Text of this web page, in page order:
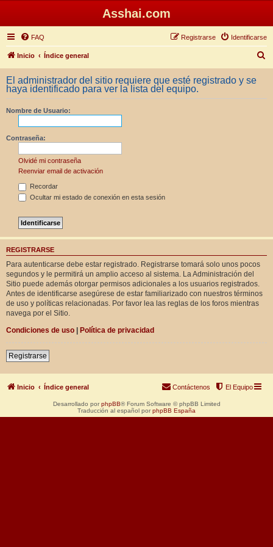
Asshai.com
FAQ Identificarse
Registrarse
Inicio Índice general
u
c
El administrador del sitio requiere que esté registrado y se
haya identificado para ver la lista del equipo.
Nombre de Usuario:
Contraseña:
Olvidé mi contraseña
Reenviar email de activación
Recordar
Ocultar mi estado de conexión en esta sesión
REGISTRARSE
Para autenticarse debe estar registrado. Registrarse tomará solo unos pocos
segundos y le permitirá un amplio acceso al sistema. La Administración del
Sitio puede además otorgar permisos adicionales a los usuarios registrados.
Antes de identificarse asegúrese de estar familiarizado con nuestros términos
de uso y políticas relacionadas. Por favor lea las reglas de los foros mientras
navega por el Sitio.
Condiciones de uso | Política de privacidad
Registrarse
Inicio Índice general El Equipo
Contáctenos
Desarrollado por phpBB® Forum Software © phpBB Limited
Traducción al español por phpBB España